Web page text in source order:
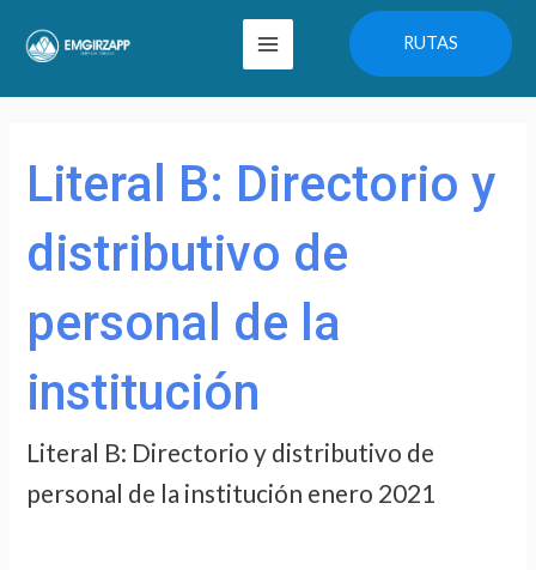
Main
Menu
RUTAS
Literal B: Directorio y
distributivo de
personal de la
institución
Literal B: Directorio y distributivo de
personal de la institución enero 2021